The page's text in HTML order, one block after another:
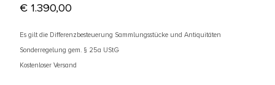
€ 1.390,00
Es gilt die Differenzbesteuerung Sammlungsstücke und Antiquitäten
Sonderregelung gem. § 25a UStG
Kostenloser Versand